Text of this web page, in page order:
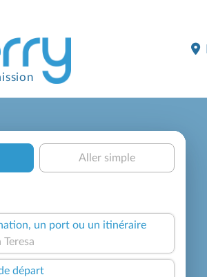
Aller simple
un port ou un itinéraire
départ